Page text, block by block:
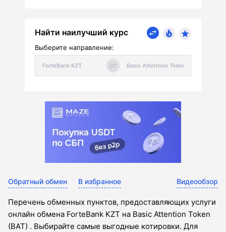
Найти наилучший курс
Выберите направление:
Обратный обмен В избранное Видеообзор
Перечень обменных пунктов, предоставляющих услуги
онлайн обмена ForteBank KZT на Basic Attention Token
(BAT) . Выбирайте самые выгодные котировки. Для